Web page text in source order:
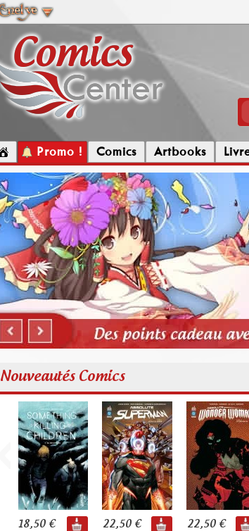
Promo ! Comics Artbooks
Nouveautés Comics
18,50 € 22,50 € 22,50 €